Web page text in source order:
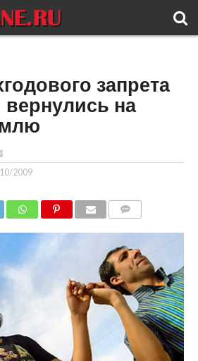
запрета
на
2009